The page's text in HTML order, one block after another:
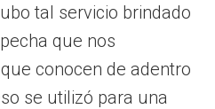
tal servicio brindado
que nos
conocen de adentro
se utilizó para una